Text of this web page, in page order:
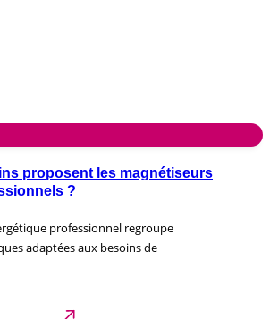
proposent les magnétiseurs
?
professionnel regroupe
adaptées aux besoins de